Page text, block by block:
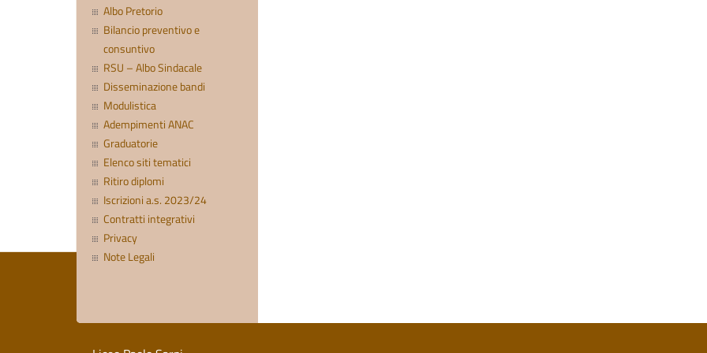
Albo Pretorio
Bilancio preventivo e
consuntivo
RSU – Albo Sindacale
Disseminazione bandi
Modulistica
Adempimenti ANAC
Graduatorie
Elenco siti tematici
Ritiro diplomi
Iscrizioni a.s. 2023/24
Contratti integrativi
Privacy
Note Legali